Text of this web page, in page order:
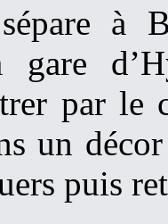
à
par le
un
puis